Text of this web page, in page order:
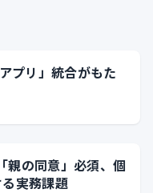
プリ」統合がもた
親の同意」必須、個
実務課題